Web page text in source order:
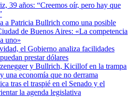
39 años: “Creemos oír, pero hay que
a Patricia Bullrich como una posible
de Buenos Aires: «La competencia
uno»
el Gobierno analiza facilidades
prestar dólares
y Bullrich, Kicillof en la trampa
una economía que no derrama
tras el traspié en el Senado y el
la agenda legislativa